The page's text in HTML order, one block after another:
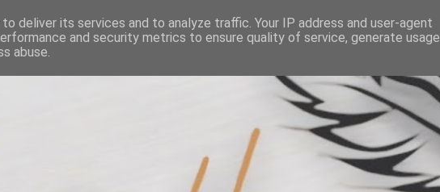
deliver its services and to analyze traffic. Your IP address and user-agent
and security metrics to ensure quality of service, generate usage
abuse.